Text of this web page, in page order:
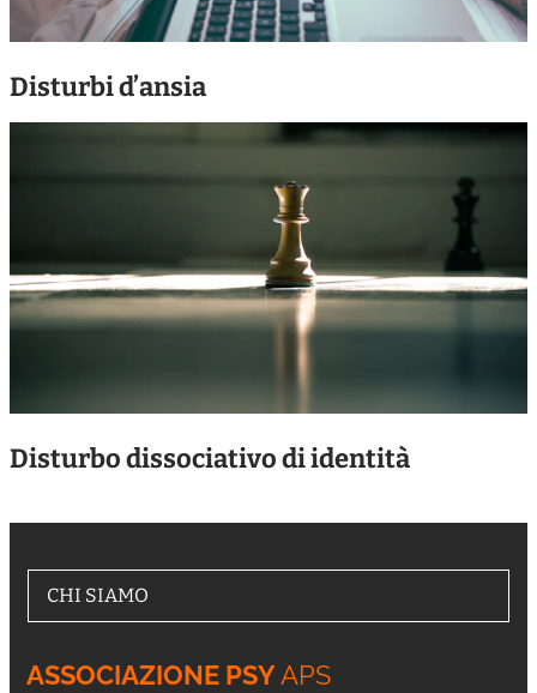
Disturbi d’ansia
Disturbo dissociativo di identità
CHI SIAMO
ASSOCIAZIONE PSYAPS